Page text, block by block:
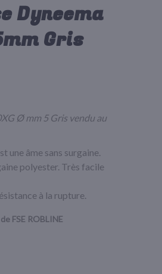
Dyneema
Gris
Ø mm 5 Gris vendu au
une âme sans surgaine.
polyester. Très facile
à la rupture.
FSE ROBLINE